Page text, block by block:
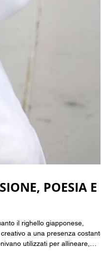
POESIA E
il righello giapponese,
a una presenza costante